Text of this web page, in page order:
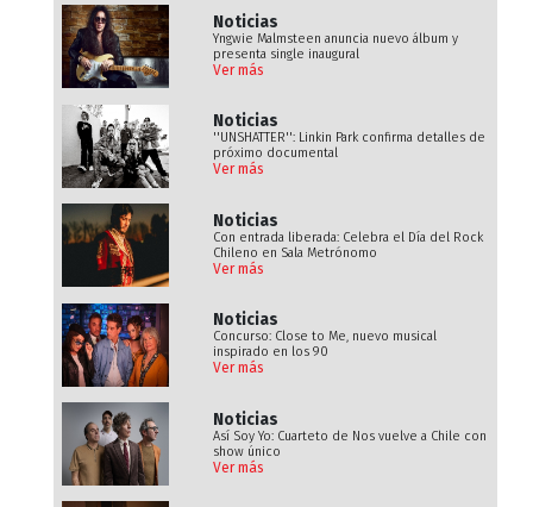
Noticias
Yngwie Malmsteen anuncia nuevo álbum y
presenta single inaugural
Ver más
Noticias
''UNSHATTER'': Linkin Park confirma detalles de
próximo documental
Ver más
Noticias
Con entrada liberada: Celebra el Día del Rock
Chileno en Sala Metrónomo
Ver más
Noticias
Concurso: Close to Me, nuevo musical
inspirado en los 90
Ver más
Noticias
Así Soy Yo: Cuarteto de Nos vuelve a Chile con
show único
Ver más